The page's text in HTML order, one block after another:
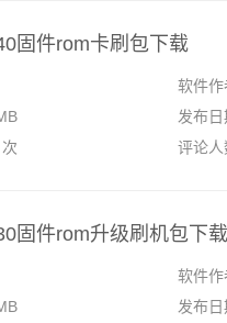
固件rom卡刷包下载
软件
发布
评论人
固件rom升级刷机包下载
软件
发布